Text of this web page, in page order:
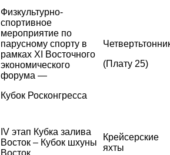
Физкультурно-
спортивное
мероприятие по
парусному спорту в
рамках XI Восточного
экономического
форума —
Кубок Росконгресса
(Плату 25)
IV этап Кубка залива
Восток – Кубок шхуны
Восток
Крейсерские
яхты